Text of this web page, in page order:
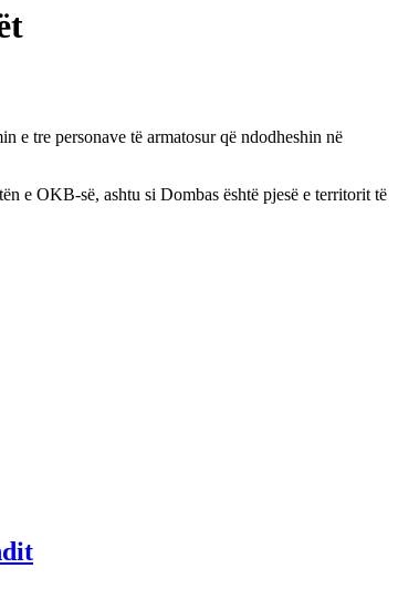
e tre personave të armatosur që ndodheshin në
e OKB-së, ashtu si Dombas është pjesë e territorit të